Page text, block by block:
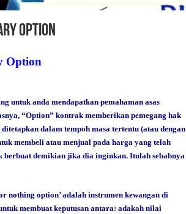
Option
Option
untuk anda mendapatkan pemahaman asas
“Option” kontrak memberikan pemegang hak
dalam tempoh masa tertentu (atau dengan
membeli atau menjual pada harga yang telah
demikian jika dia inginkan. Itulah sebabnya
nothing option’ adalah instrumen kewangan di
membuat keputusan antara: adakah nilai